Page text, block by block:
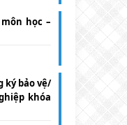
học –
ký bảo vệ/
khóa